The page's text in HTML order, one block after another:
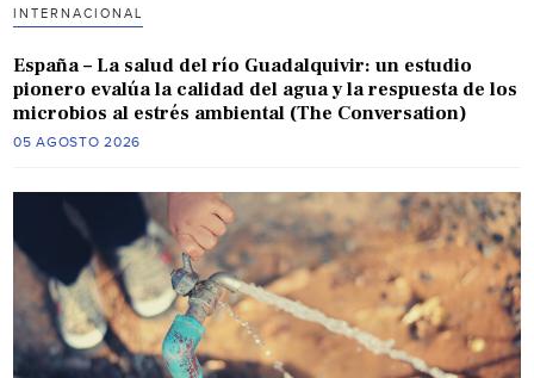
INTERNACIONAL
España – La salud del río Guadalquivir: un estudio
pionero evalúa la calidad del agua y la respuesta de los
microbios al estrés ambiental (The Conversation)
05 AGOSTO 2026